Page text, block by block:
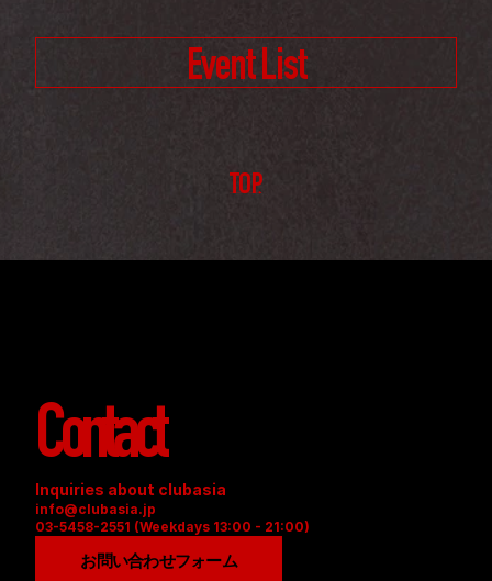
Event List
TOP
Contact
Inquiries about clubasia
info@clubasia.jp
03-5458-2551 (Weekdays 13:00 - 21:00)
お問い合わせフォーム